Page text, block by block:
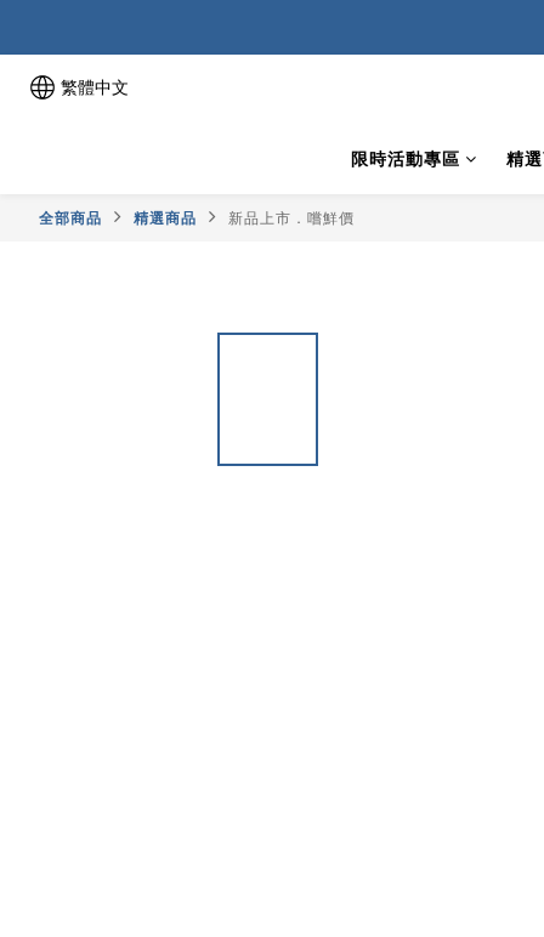
繁體中文
限時活動專區 精
全部商品 精選商品 新品上市．嚐鮮價